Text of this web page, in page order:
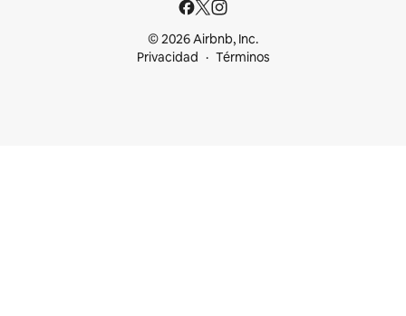
© 2026 Airbnb, Inc.
Privacidad
Términos